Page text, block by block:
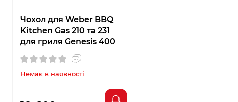
Чохол для Weber BBQ
Kitchen Gas 210 та 231
для гриля Genesis 400
Немає в наявності